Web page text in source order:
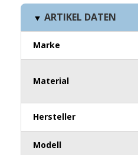
ARTIKEL DATEN
Marke
Material
Hersteller
Modell